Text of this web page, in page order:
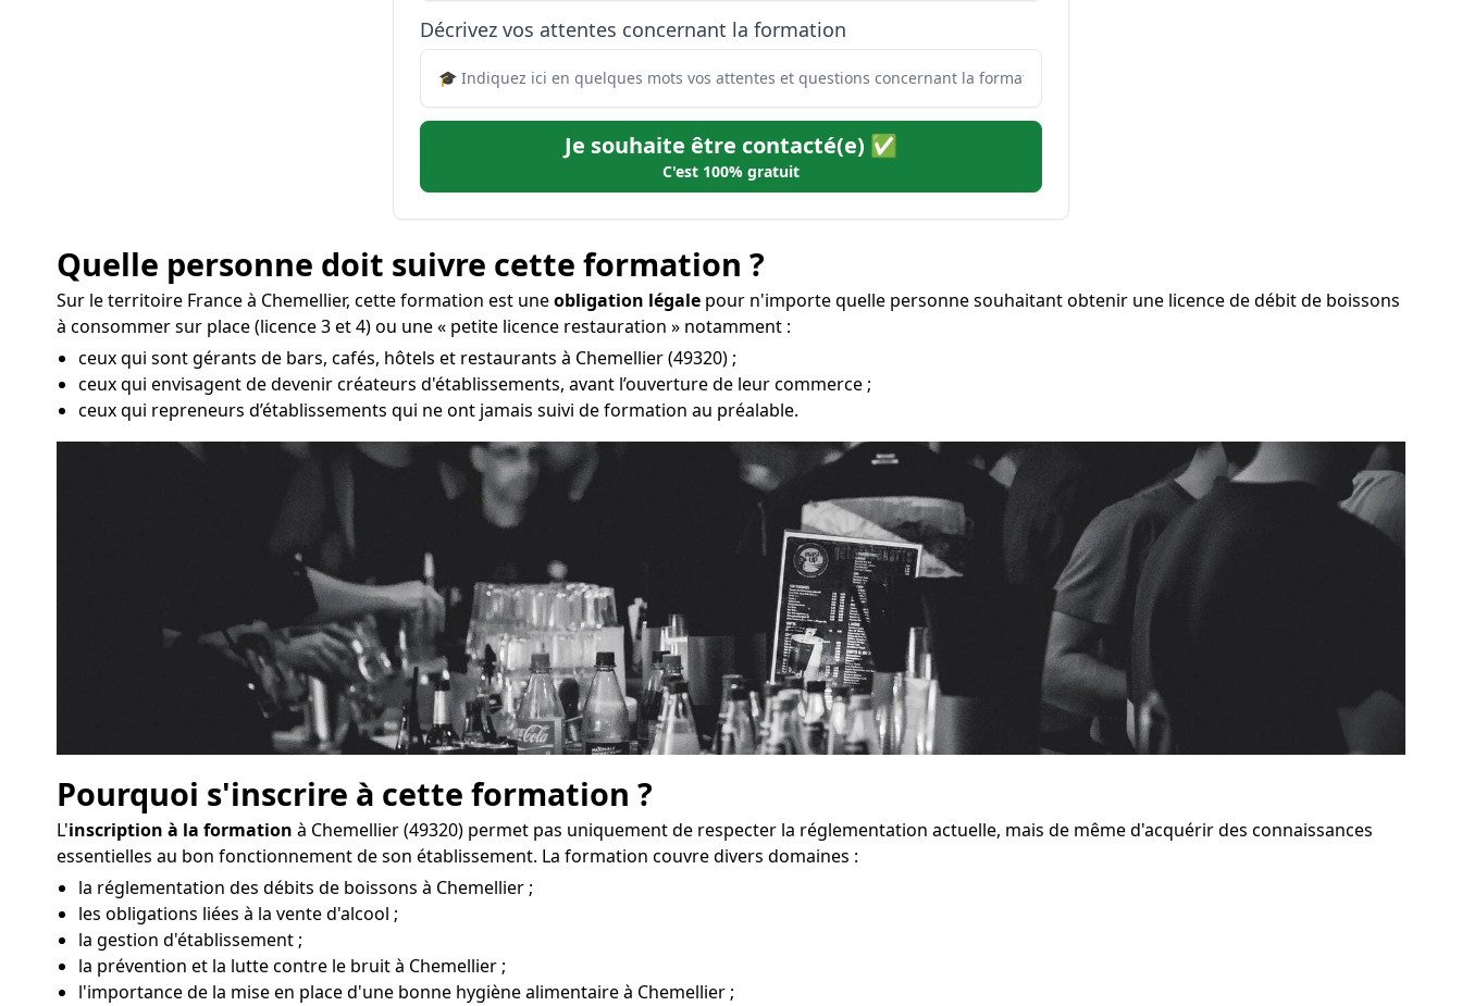
Décrivez vos attentes concernant la formation
Je souhaite être contacté(e) ✅
C'est 100% gratuit
Quelle personne doit suivre cette formation ?
Sur le territoire France à Chemellier, cette formation est uneobligation légale pour n'importe quelle personne souhaitant obtenir une licence de débit de boissons
à consommer sur place (licence 3 et 4) ou une « petite licence restauration » notamment :
ceux qui sont gérants de bars, cafés, hôtels et restaurants à Chemellier (49320) ;
ceux qui envisagent de devenir créateurs d'établissements, avant l’ouverture de leur commerce ;
ceux qui repreneurs d’établissements qui ne ont jamais suivi de formation au préalable.
Pourquoi s'inscrire à cette formation ?
L'inscription à la formation à Chemellier (49320) permet pas uniquement de respecter la réglementation actuelle, mais de même d'acquérir des connaissances
essentielles au bon fonctionnement de son établissement. La formation couvre divers domaines :
la réglementation des débits de boissons à Chemellier ;
les obligations liées à la vente d'alcool ;
la gestion d'établissement ;
la prévention et la lutte contre le bruit à Chemellier ;
l'importance de la mise en place d'une bonne hygiène alimentaire à Chemellier ;